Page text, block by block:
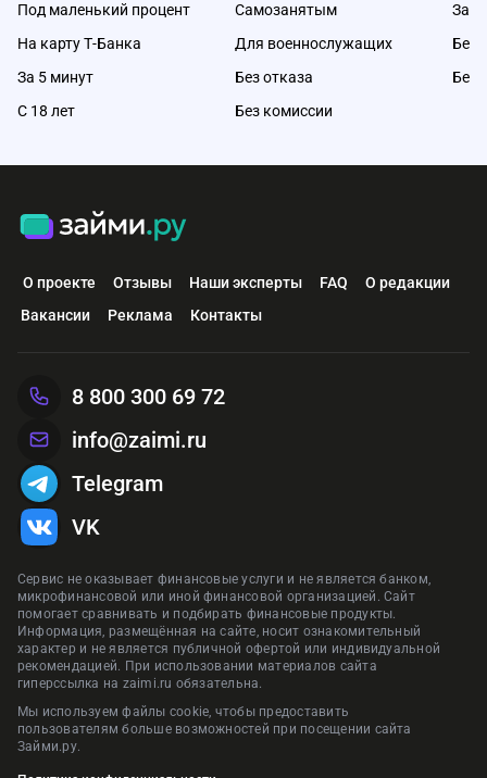
Под маленький процент
На карту Т-Банка
За 5 минут
С 18 лет
Самозанятым
Для военнослужащих
Без отказа
Без комиссии
Без
Без
О проекте Отзывы Наши эксперты FAQ
О редакции
Вакансии
Реклама Контакты
Сервис не оказывает финансовые услуги и не является банком,
микрофинансовой или иной финансовой организацией. Сайт
помогает сравнивать и подбирать финансовые продукты.
Информация, размещённая на сайте, носит ознакомительный
характер и не является публичной офертой или индивидуальной
рекомендацией. При использовании материалов сайта
гиперссылка на zaimi.ru обязательна.
Мы используем файлы cookie, чтобы предоставить
пользователям больше возможностей при посещении сайта
Займи.ру.
8 800 300 69 72
info@zaimi.ru
Telegram
VK